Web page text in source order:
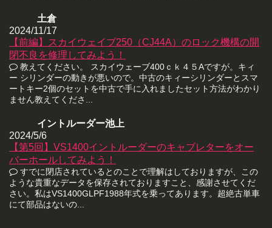
土倉
2024/11/17
【前編】スカイウェイブ250（CJ44A）のロック機構の開
閉不良を修理してみよう！
教えてください。 スカイウェーブ400ｃｋ４５Aですが。キィ
ー シリンダーの動きが悪いので。中古のキィーシリンダーとスマ
ートキー2個のセットを中古で手に入れましたセット方法がわかり
ません教えてくださ...
イントルーダー池上
2024/5/6
【第5回】VS1400イントルーダーのキャブレターをオー
バーホールしてみよう！
すでに閉店されているとのことで理解はしておりますが、この
ような貴重なデータを保存されておりますこと、感謝させてくだ
さい。私はVS1400GLPF1988年式を乗ってあります。超絶古単車
にて部品はないの...